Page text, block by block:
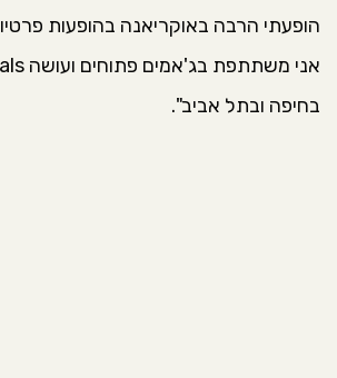
הופעתי הרבה באוקריאנה בהופעות
בחיפה ובתל אביב".